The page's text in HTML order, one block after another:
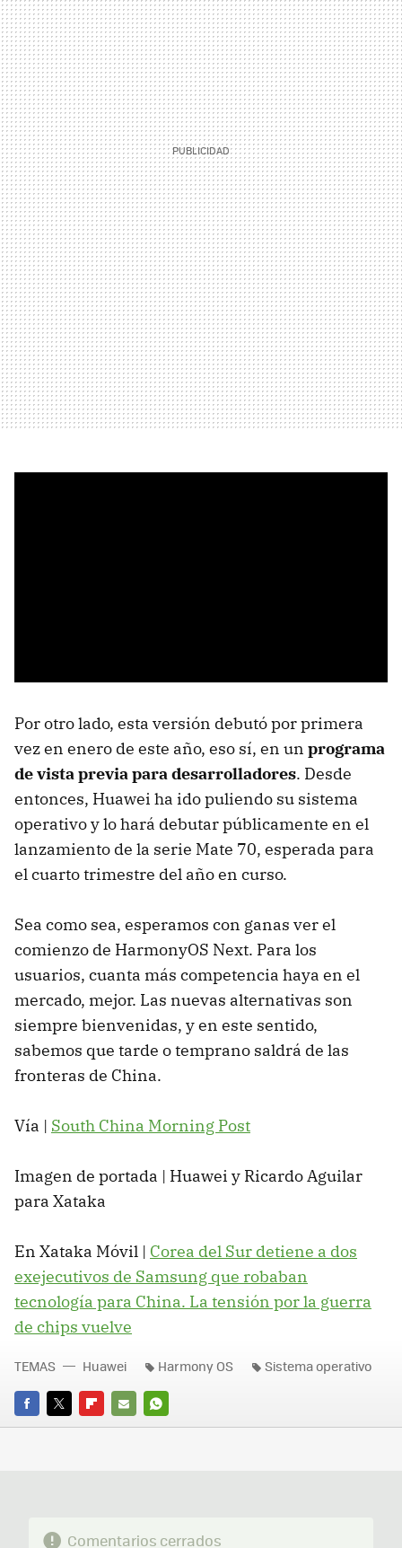
Por otro lado, esta versión debutó por primera
vez en enero de este año, eso sí, en un programa
de vista previa para desarrolladores. Desde
entonces, Huawei ha ido puliendo su sistema
operativo y lo hará debutar públicamente en el
lanzamiento de la serie Mate 70, esperada para
el cuarto trimestre del año en curso.
Sea como sea, esperamos con ganas ver el
comienzo de HarmonyOS Next. Para los
usuarios, cuanta más competencia haya en el
mercado, mejor. Las nuevas alternativas son
siempre bienvenidas, y en este sentido,
sabemos que tarde o temprano saldrá de las
fronteras de China.
Vía | South China Morning Post
Imagen de portada | Huawei y Ricardo Aguilar
para Xataka
En Xataka Móvil | Corea del Sur detiene a dos
exejecutivos de Samsung que robaban
tecnología para China. La tensión por la guerra
de chips vuelve
FACEBOOK
TWITTERFLIPBOARD
E-
WHATSAPP
TEMAS Huawei Harmony OS Sistema operativo
Comentarios cerrados